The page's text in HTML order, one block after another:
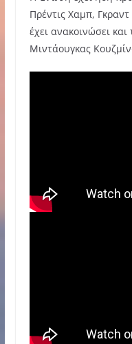
Πρέντις Χαμπ,
έχει ανακοινώσει
Μιντάουγκας